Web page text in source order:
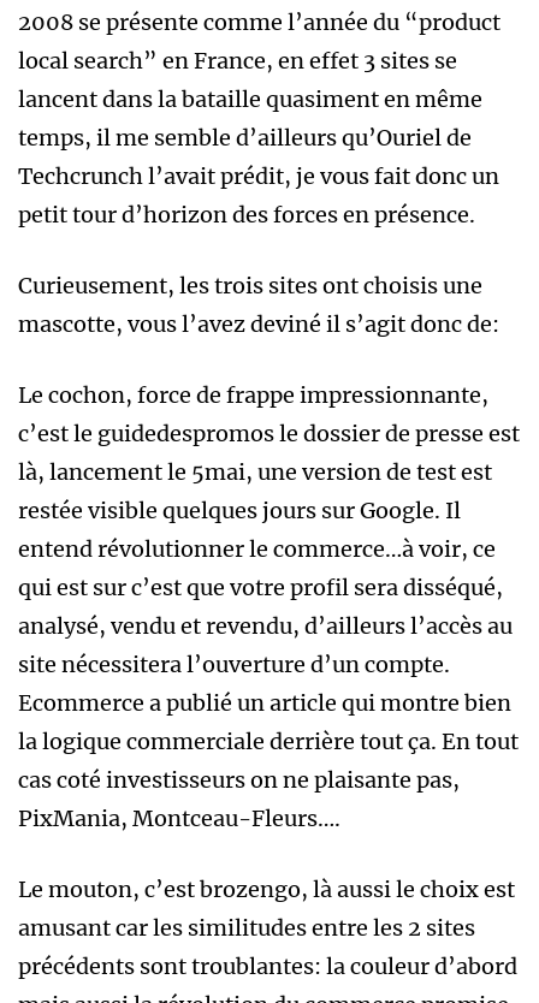
2008 se présente comme l’année du “product
local search” en France, en effet 3 sites se
lancent dans la bataille quasiment en même
temps, il me semble d’ailleurs qu’Ouriel de
Techcrunch l’avait prédit, je vous fait donc un
petit tour d’horizon des forces en présence.
Curieusement, les trois sites ont choisis une
mascotte, vous l’avez deviné il s’agit donc de:
Le cochon, force de frappe impressionnante,
c’est le guidedespromos le dossier de presse est
là, lancement le 5mai, une version de test est
restée visible quelques jours sur Google. Il
entend révolutionner le commerce…à voir, ce
qui est sur c’est que votre profil sera disséqué,
analysé, vendu et revendu, d’ailleurs l’accès au
site nécessitera l’ouverture d’un compte.
Ecommerce a publié un article qui montre bien
la logique commerciale derrière tout ça. En tout
cas coté investisseurs on ne plaisante pas,
PixMania, Montceau-Fleurs….
Le mouton, c’est brozengo, là aussi le choix est
amusant car les similitudes entre les 2 sites
précédents sont troublantes: la couleur d’abord